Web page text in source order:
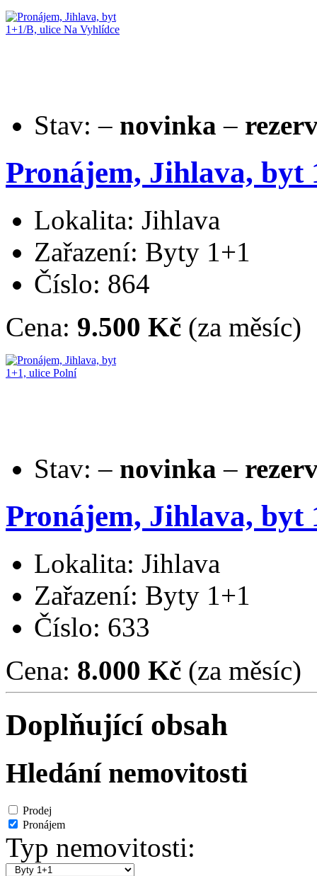
Stav: – novinka –
Pronájem, Jihlava, byt
Lokalita: Jihlava
Zařazení: Byty 1+1
Číslo: 864
Cena: 9.500 Kč (za měsíc)
Stav: – novinka –
Pronájem, Jihlava, byt
Lokalita: Jihlava
Zařazení: Byty 1+1
Číslo: 633
Cena: 8.000 Kč (za měsíc)
Doplňující obsah
Hledání nemovitosti
Prodej
Pronájem
Typ nemovitosti: